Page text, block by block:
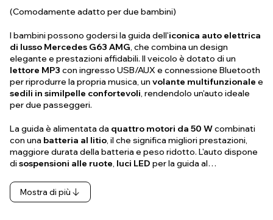
(Comodamente adatto per due bambini)
I bambini possono godersi la guida dell'iconica auto elettrica
di lusso Mercedes G63 AMG, che combina un design
elegante e prestazioni affidabili. Il veicolo è dotato di un
lettore MP3 con ingresso USB/AUX e connessione Bluetooth
per riprodurre la propria musica, un volante multifunzionale e
sedili in similpelle confortevoli, rendendolo un'auto ideale
per due passeggeri.
La guida è alimentata da quattro motori da 50 Wcombinati
con una batteria al litio, il che significa migliori prestazioni,
maggiore durata della batteria e peso ridotto. L'auto dispone
disospensioni alle ruote, luci LED per la guida al…
Mostra di più